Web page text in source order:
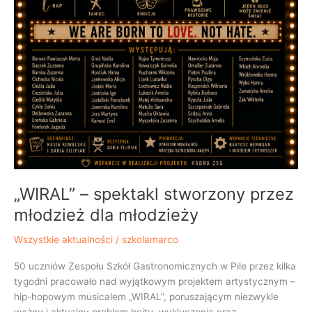
„WIRAL” – spektakl stworzony przez
młodzież dla młodzieży
Wszystkie aktualności / szkolamarco
50 uczniów Zespołu Szkół Gastronomicznych w Pile przez kilka
tygodni pracowało nad wyjątkowym projektem artystycznym –
hip-hopowym musicalem „WIRAL”, poruszającym niezwykle